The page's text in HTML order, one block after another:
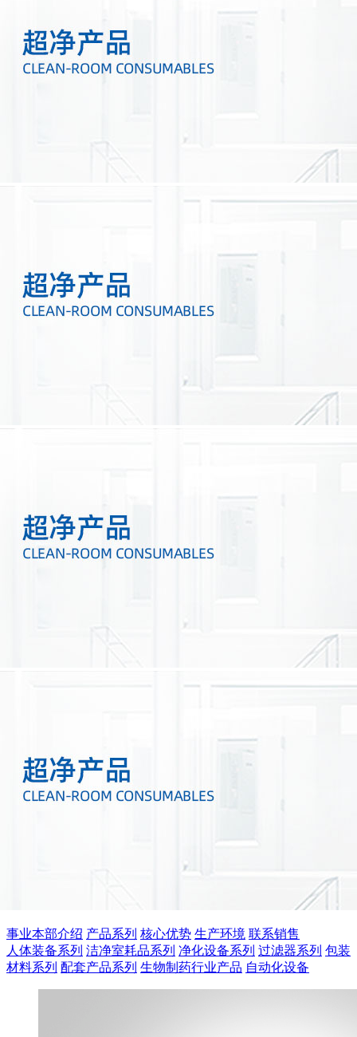
事业本部介绍 产品系列 核心优势 生产环境 联系销售
人体装备系列 洁净室耗品系列 净化设备系列 过滤器系列 包装
材料系列 配套产品系列 生物制药行业产品 自动化设备